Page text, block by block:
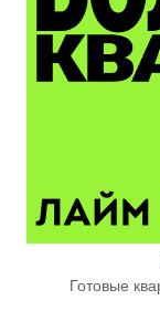
Готовые